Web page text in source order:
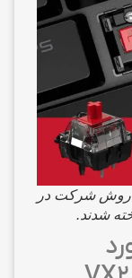
روش شرکت در
شدند.